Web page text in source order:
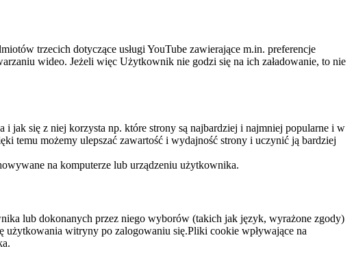
trzecich dotyczące usługi YouTube zawierające m.in. preferencje
wideo. Jeżeli więc Użytkownik nie godzi się na ich załadowanie, to nie
jak się z niej korzysta np. które strony są najbardziej i najmniej popularne i w
temu możemy ulepszać zawartość i wydajność strony i uczynić ją bardziej
na komputerze lub urządzeniu użytkownika.
lub dokonanych przez niego wyborów (takich jak język, wyrażone zgody)
witryny po zalogowaniu się.Pliki cookie wpływające na